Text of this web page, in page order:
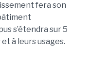
fera son
s’étendra sur 5
à leurs usages.